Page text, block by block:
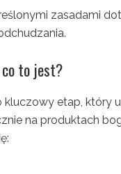
zasadami
co to jest?
kluczowy etap, który
na produktach